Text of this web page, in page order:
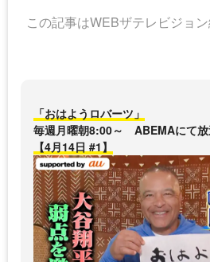
この記事はWEBザテレビジョ
「おはようロバーツ」
毎週月曜朝8:00～ ABEMAにて
【4月14日 #1】